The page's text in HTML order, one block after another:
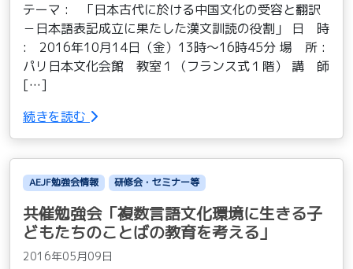
テーマ : 「日本古代に於ける中国文化の受容と翻訳
－日本語表記成立に果たした漢文訓読の役割」 日 時
: 2016年10月14日（金）13時〜16時45分 場 所 :
パリ日本文化会館 教室１（フランス式１階） 講 師
[…]
続きを読む
AEJF勉強会情報 研修会・セミナー等
共催勉強会「複数言語文化環境に生きる子
どもたちのことばの教育を考える」
2016年05月09日